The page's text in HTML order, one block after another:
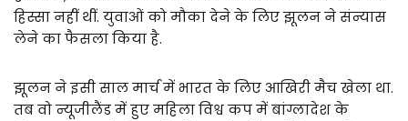
हिस्सा नहीं थीं. युवाओं को मौका देने के लिए झूलन ने संन्यास
लेने का फैसला किया है.
झूलन ने इसी साल मार्च में भारत के लिए आखिरी मैच खेला था.
तब वो न्यूजीलैंड में हुए महिला विश्व कप में बांग्लादेश के